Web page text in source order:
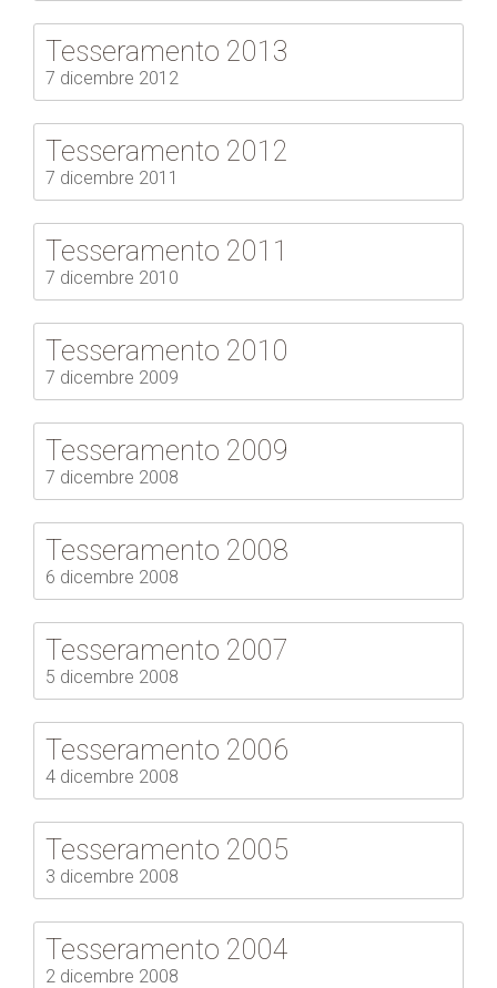
Tesseramento 2013
7 dicembre 2012
Tesseramento 2012
7 dicembre 2011
Tesseramento 2011
7 dicembre 2010
Tesseramento 2010
7 dicembre 2009
Tesseramento 2009
7 dicembre 2008
Tesseramento 2008
6 dicembre 2008
Tesseramento 2007
5 dicembre 2008
Tesseramento 2006
4 dicembre 2008
Tesseramento 2005
3 dicembre 2008
Tesseramento 2004
2 dicembre 2008